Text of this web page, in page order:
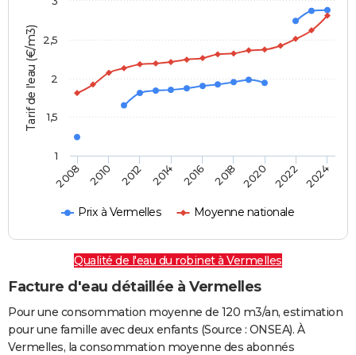
Tarif de l'eau (€/m3)
Prix à Vermelles Moyenne nationale
2008 2010 2012 2014 2016 2018 2020 2022 2024
1
1,5
2
2,5
Qualité de l'eau du robinet à Vermelles
Facture d'eau détaillée à Vermelles
Pour une consommation moyenne de 120 m3/an, estimation
pour une famille avec deux enfants (Source : ONSEA). À
Vermelles, la consommation moyenne des abonnés